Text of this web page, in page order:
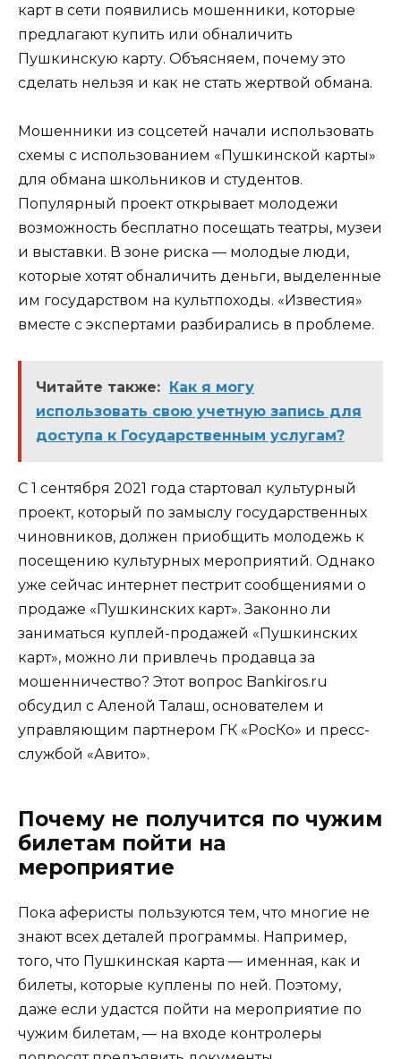
карт в сети появились мошенники, которые
предлагают купить или обналичить
Пушкинскую карту. Объясняем, почему это
сделать нельзя и как не стать жертвой обмана.
Мошенники из соцсетей начали использовать
схемы с использованием «Пушкинской карты»
для обмана школьников и студентов.
Популярный проект открывает молодежи
возможность бесплатно посещать театры, музеи
и выставки. В зоне риска — молодые люди,
которые хотят обналичить деньги, выделенные
им государством на культпоходы. «Известия»
вместе с экспертами разбирались в проблеме.
Читайте также:
Как я могу
использовать свою учетную запись для
доступа к Государственным услугам?
С 1 сентября 2021 года стартовал культурный
проект, который по замыслу государственных
чиновников, должен приобщить молодежь к
посещению культурных мероприятий. Однако
уже сейчас интернет пестрит сообщениями о
продаже «Пушкинских карт». Законно ли
заниматься куплей-продажей «Пушкинских
карт», можно ли привлечь продавца за
мошенничество? Этот вопрос Bankiros.ru
обсудил с Аленой Талаш, основателем и
управляющим партнером ГК «РосКо» и пресс-
службой «Авито».
Почему не получится по чужим
билетам пойти на
мероприятие
Пока аферисты пользуются тем, что многие не
знают всех деталей программы. Например,
того, что Пушкинская карта — именная, как и
билеты, которые куплены по ней. Поэтому,
даже если удастся пойти на мероприятие по
чужим билетам, — на входе контролеры